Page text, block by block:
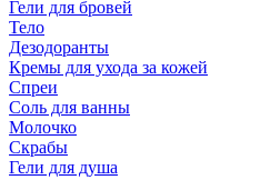
Гели для бровей
Тело
Дезодоранты
Кремы для ухода за кожей
Спреи
Соль для ванны
Молочко
Скрабы
Гели для душа